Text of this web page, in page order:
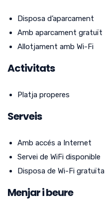
Disposa d’aparcament
Amb aparcament gratuït
Allotjament amb Wi-Fi
Activitats
Platja properes
Serveis
Amb accés a Internet
Servei de WiFi disponible
Disposa de Wi-Fi gratuïta
Menjar i beure